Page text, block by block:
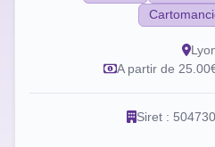
A partir de
Siret :